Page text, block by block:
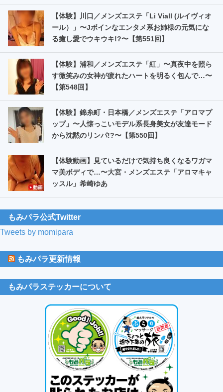
【体験】川口／メンズエステ「Li Viall (ルイヴィオ
ール）」〜Jボインなエンタメ系お姉様の元気にな
る癒し愛でウキウキ!?〜【第551回】
【体験】浦和／メンズエステ「紅」〜真夜中を照ら
す微笑みの女神が疲れたハートを明るく包んで…〜
【第548回】
【体験】錦糸町・日本橋／メンズエステ「アロマプ
ップ」〜人懐っこいモデル系長身美女が友達モード
から沈黙のリンパ!?〜【第550回】
【体験動画】見ているだけで気持ち良くなるワガマ
マ美ボディで…〜大宮・メンズエステ「アロマキャ
ッスル」希崎ゆあ
もみパラ公式Twitter
Tweets by momipara
もみパラ更新情報
もみパラステッカーについて